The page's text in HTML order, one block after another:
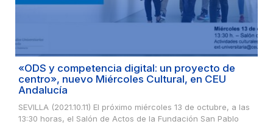
«ODS y competencia digital: un proyecto de
centro», nuevo Miércoles Cultural, en CEU
Andalucía
SEVILLA (2021.10.11) El próximo miércoles 13 de octubre, a las
13:30 horas, el Salón de Actos de la Fundación San Pablo